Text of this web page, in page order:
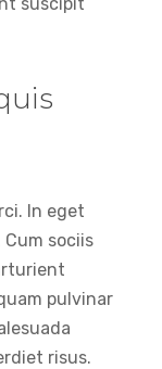
In eget
sociis
pulvinar
risus.